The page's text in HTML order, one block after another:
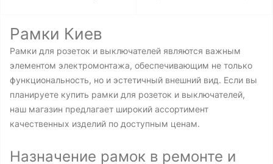
Рамки Киев
Рамки для розеток и выключателей являются важным
элементом электромонтажа, обеспечивающим не только
функциональность, но и эстетичный внешний вид. Если вы
планируете купить рамки для розеток и выключателей,
наш магазин предлагает широкий ассортимент
качественных изделий по доступным ценам.
Назначение рамок в ремонте и